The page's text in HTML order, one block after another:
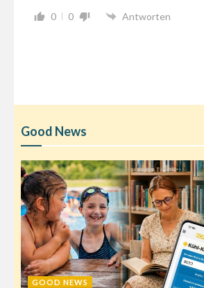
0 0 Antworten
Good News
GOOD NEWS